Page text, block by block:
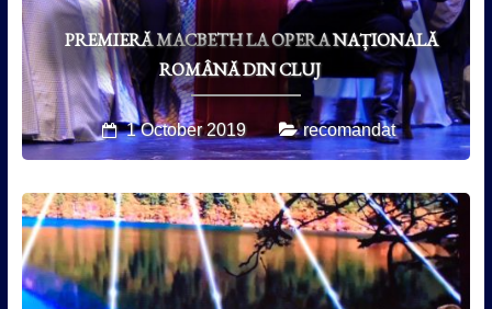
PREMIERĂ MACBETH LA OPERA NAȚIONALĂ
ROMÂNĂ DIN CLUJ
1 October 2019 recomandat